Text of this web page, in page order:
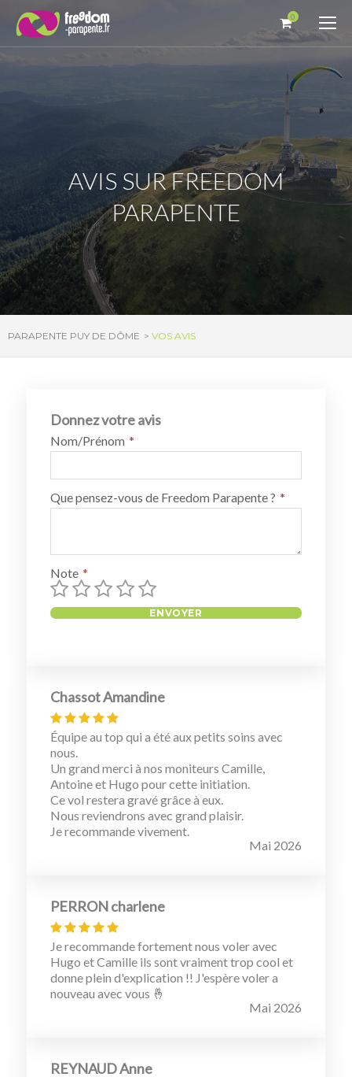
0
AVIS SUR FREEDOM
PARAPENTE
PARAPENTE PUY DE DÔME VOS AVIS
Donnez votre avis
Nom/Prénom
Que pensez-vous de Freedom Parapente ?
Note
Chassot Amandine
Équipe au top qui a été aux petits soins avec
nous.
Un grand merci à nos moniteurs Camille,
Antoine et Hugo pour cette initiation.
Ce vol restera gravé grâce à eux.
Nous reviendrons avec grand plaisir.
Je recommande vivement.
Mai 2026
PERRON charlene
Je recommande fortement nous voler avec
Hugo et Camille ils sont vraiment trop cool et
donne plein d'explication !! J'espère voler a
nouveau avec vous 🤞
Mai 2026
REYNAUD Anne